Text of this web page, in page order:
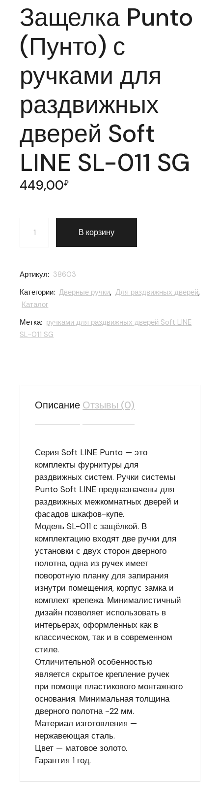
Защелка Punto
(Пунто) с
ручками для
раздвижных
дверей Soft
LINE SL-011 SG
449,00₽
Количество товара Защелка Punto (Пунто) с
В корзину
Артикул: 38603
Категории: Дверные ручки, Для раздвижных дверей,
Каталог
Метка: ручками для раздвижных дверей Soft LINE
SL-011 SG
Описание Отзывы (0)
Серия Soft LINE Punto — это
комплекты фурнитуры для
раздвижных систем. Ручки системы
Punto Soft LINE предназначены для
раздвижных межкомнатных дверей и
фасадов шкафов-купе.
Модель SL-011 с защёлкой. В
комплектацию входят две ручки для
установки с двух сторон дверного
полотна, одна из ручек имеет
поворотную планку для запирания
изнутри помещения, корпус замка и
комплект крепежа. Минималистичный
дизайн позволяет использовать в
интерьерах, оформленных как в
классическом, так и в современном
стиле.
Отличительной особенностью
является скрытое крепление ручек
при помощи пластикового монтажного
основания. Минимальная толщина
дверного полотна -22 мм.
Материал изготовления —
нержавеющая сталь.
Цвет — матовое золото.
Гарантия 1 год.